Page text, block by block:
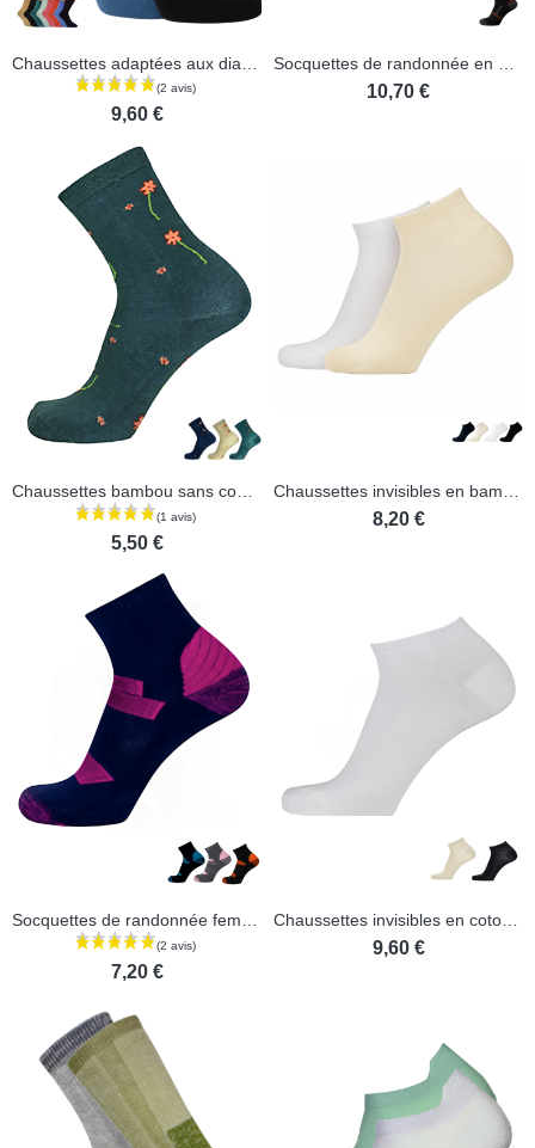
9,60 €
10,70 €
Chaussettes bambou sans coutures
5,50 €
Chaussettes invisibles en bambou femmes - Lot de 2 paires
8,20 €
Socquettes de randonnée femmes en coton bio
7,20 €
Chaussettes invisibles en coton bio - Lot de 2 paires
9,60 €